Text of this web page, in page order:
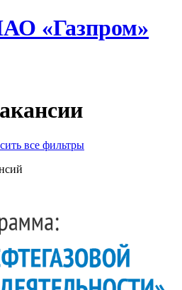
все фильтры